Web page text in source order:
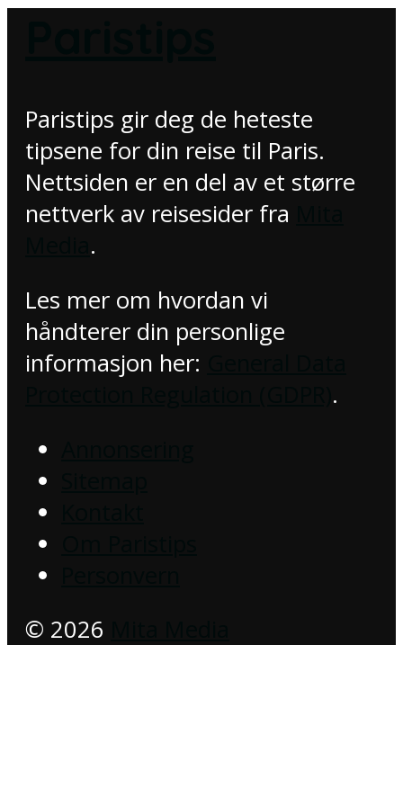
Paristips gir deg de heteste
tipsene for din reise til Paris.
Nettsiden er en del av et større
nettverk av reisesider fra
.
Les mer om hvordan vi
håndterer din personlige
informasjon her:
.
© 2026